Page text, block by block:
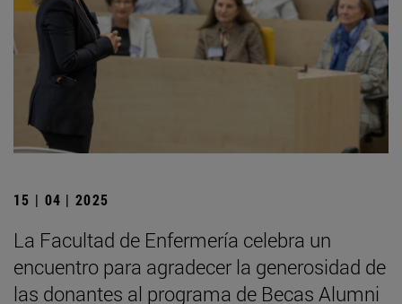
15 | 04 | 2025
La Facultad de Enfermería celebra un
encuentro para agradecer la generosidad de
las donantes al programa de Becas Alumni